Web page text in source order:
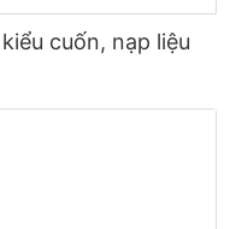
cuốn, nạp liệu